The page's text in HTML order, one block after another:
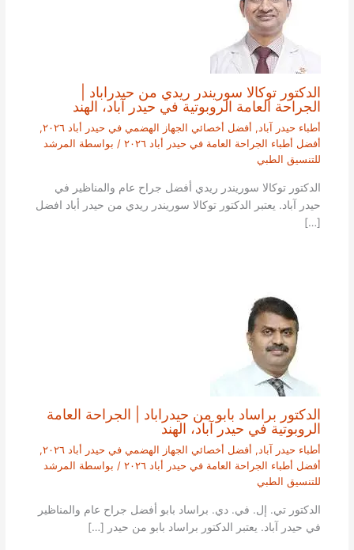
الدكتور توكالا سوريندر ريدي من حيدراباد |
الجراحة العامة الروبوتية في حيدر آباد، الهند
أطباء حيدر آباد, أفضل أخصائي الجهاز الهضمي في حيدر أباد ٢٠٢٦
,
أفضل أطباء الجراحة العامة في حيدر أباد ٢٠٢٦
/ بواسطة المرشد
للتنسيق الطبي
الدكتور توكالا سوريندر ريدي أفضل جراح عام والمناظير في
حيدر آباد. يعتبر الدكتور توكالا سوريندر ريدي من حيدر أباد افضل
[…]
الدكتور براساد بابو من حيدراباد | الجراحة العامة
الروبوتية في حيدر آباد، الهند
أطباء حيدر آباد, أفضل أخصائي الجهاز الهضمي في حيدر أباد ٢٠٢٦
,
أفضل أطباء الجراحة العامة في حيدر أباد ٢٠٢٦
/ بواسطة المرشد
للتنسيق الطبي
الدكتور تي. إل. في. دي. براساد بابو أفضل جراح عام والمناظير
في حيدر آباد. يعتبر الدكتور براساد بابو من حيدر […]